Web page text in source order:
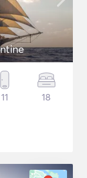
11 18